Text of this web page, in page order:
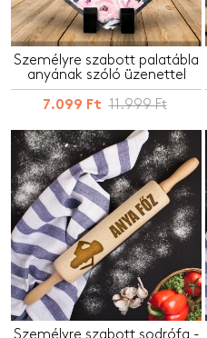
Személyre szabott palatábla
anyának szóló üzenettel
7.099 Ft 11.999 Ft
Személyre szabott sodrófa -